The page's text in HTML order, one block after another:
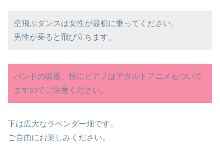
空飛ぶダンスは女性が最初に乗ってください。
男性が乗ると飛び立ちます。
バンドの楽器、特にピアノはアダルトアニメもついて
ますのでご注意ください。
下は広大なラベンダー畑です。
ご自由にお楽しみください。